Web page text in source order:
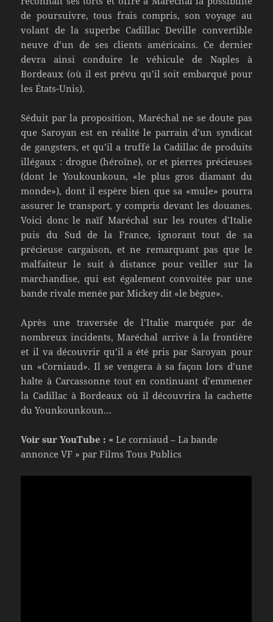
de poursuivre, tous frais compris, son voyage au
volant de la superbe Cadillac Deville convertible
neuve d’un de ses clients américains. Ce dernier
devra ainsi conduire le véhicule de Naples à
Bordeaux (où il est prévu qu’il soit embarqué pour
les États-Unis).
Séduit par la proposition, Maréchal ne se doute pas
que Saroyan est en réalité le parrain d’un syndicat
de gangsters, et qu’il a truffé la Cadillac de produits
illégaux : drogue (héroïne), or et pierres précieuses
(dont le Youkounkoun, «le plus gros diamant du
monde»), dont il espère bien que sa «mule» pourra
assurer le transport, y compris devant les douanes.
Voici donc le naïf Maréchal sur les routes d’Italie
puis du Sud de la France, ignorant tout de sa
précieuse cargaison, et ne remarquant pas que le
malfaiteur le suit à distance pour veiller sur la
marchandise, qui est également convoitée par une
bande rivale menée par Mickey dit «le bègue».
Après une traversée de l’Italie marquée par de
nombreux incidents, Maréchal arrive à la frontière
et il va découvrir qu’il a été pris par Saroyan pour
un «Corniaud». Il se vengera à sa façon lors d’une
halte à Carcassonne tout en continuant d’emmener
la Cadillac à Bordeaux où il découvrira la cachette
du Younkounkoun…
Voir sur YouTube : «Le corniaud – La bande
annonce VF » par Films Tous Publics